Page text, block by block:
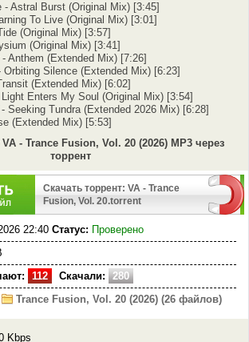
- Astral Burst (Original Mix) [3:45]
To Live (Original Mix) [3:01]
(Original Mix) [3:57]
(Original Mix) [3:41]
Anthem (Extended Mix) [7:26]
Silence (Extended Mix) [6:23]
(Extended Mix) [6:02]
Enters My Soul (Original Mix) [3:54]
Seeking Tundra (Extended 2026 Mix) [6:28]
(Extended Mix) [5:53]
- Trance Fusion, Vol. 20 (2026) MP3 через
торрент
Скачать торрент: VA - Trance
Fusion, Vol. 20.torrent
22:40 Статус: Проверено
112 Скачали:
280
Trance Fusion, Vol. 20 (2026) (26 файлов)
Kbps